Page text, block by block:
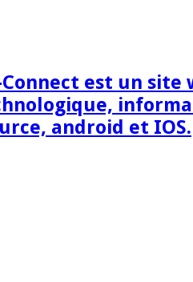
Connect est un
android et IOS.